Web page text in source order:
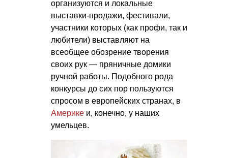
организуются и локальные
выставки-продажи, фестивали,
участники которых (как профи, так и
любители) выставляют на
всеобщее обозрение творения
своих рук — пряничные домики
ручной работы. Подобного рода
конкурсы до сих пор пользуются
спросом в европейских странах, в
Америке и, конечно, у наших
умельцев.